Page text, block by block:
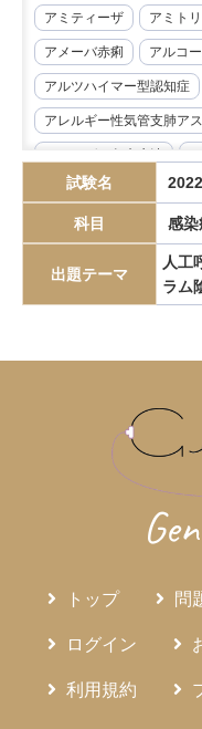
アミティーザ アミト
アメーバ赤痢 アルコ
アルツハイマー型認知症
アレルギー性気管支肺ア
イマチニブ インスリノ
インフリキシマブ エ
エリスロポ
エ
カリウムチャネル競合型
がん疼痛
ギランバレー症候群
ク
グラム陰性双球菌 ク
コレシストキニン コ
コレステロール結石
ジクロロプロパン
試験名
科目 感染
出題テーマ
人工
ラム
トップ 問
ログイン
利用規約